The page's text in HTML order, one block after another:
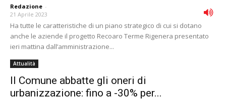
Redazione -
21 Aprile 2023
Ha tutte le caratteristiche di un piano strategico di cui si dotano
anche le aziende il progetto Recoaro Terme Rigenera presentato
ieri mattina dall’amministrazione...
Attualità
Il Comune abbatte gli oneri di
urbanizzazione: fino a -30% per...